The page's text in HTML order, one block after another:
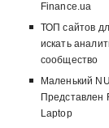
Finance.ua
ТОП сайтов
искать
сообщество
Маленький
Представлен
Laptop